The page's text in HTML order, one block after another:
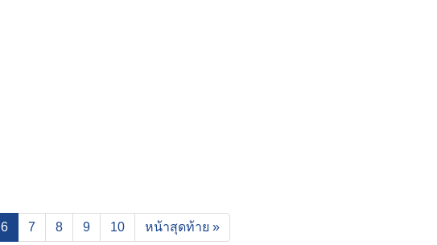
6(current)
7 8 9 10 หน้าสุดท้าย »